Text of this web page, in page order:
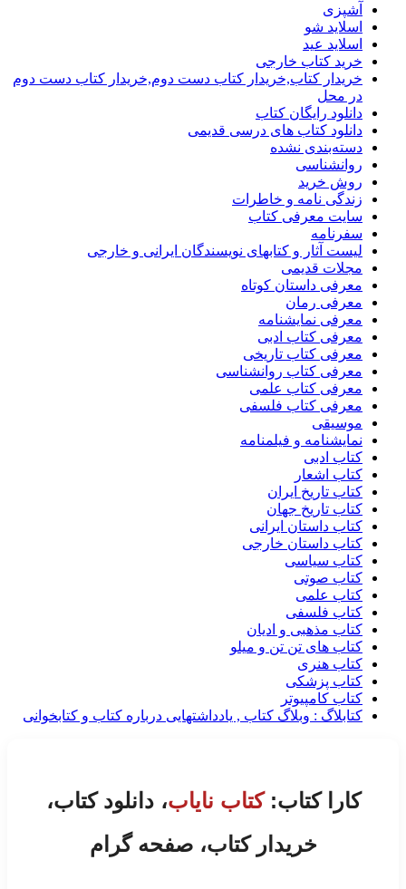
آشپزی
اسلاید شو
اسلاید عید
خرید کتاب خارجی
خریدار کتاب,خریدار کتاب دست دوم,خریدار کتاب دست دوم
در محل
دانلود رایگان کتاب
دانلود کتاب های درسی قدیمی
دسته‌بندی نشده
روانشناسی
روش خرید
زندگی نامه و خاطرات
سایت معرفی کتاب
سفرنامه
لیست آثار و کتابهای نویسندگان ایرانی و خارجی
مجلات قدیمی
معرفی داستان کوتاه
معرفی رمان
معرفی نمایشنامه
معرفی کتاب ادبی
معرفی کتاب تاریخی
معرفی کتاب روانشناسی
معرفی کتاب علمی
معرفی کتاب فلسفی
موسیقی
نمایشنامه و فیلمنامه
کتاب ادبی
کتاب اشعار
کتاب تاریخ ایران
کتاب تاریخ جهان
کتاب داستان ایرانی
کتاب داستان خارجی
کتاب سیاسی
کتاب صوتی
کتاب علمی
کتاب فلسفی
کتاب مذهبی و ادیان
کتاب های تن تن و میلو
کتاب هنری
کتاب پزشکی
کتاب کامپیوتر
کتابلاگ : وبلاگ کتاب , یادداشتهایی درباره کتاب و کتابخوانی
کارا کتاب:کتاب نایاب، دانلود کتاب،
خریدار کتاب، صفحه گرام